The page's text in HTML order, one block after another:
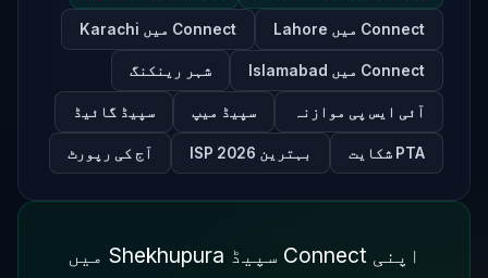
Connect میں Lahore Connect میں Karachi
Connect میں Islamabad شہر رینکنگ
آئی ایس پی موازنہ سپیڈ میپ سپیڈ گائیڈ
PTA شکایت بہترین ISP 2026 آج کی رپورٹ
اپنی Connect سپیڈ Shekhupura میں